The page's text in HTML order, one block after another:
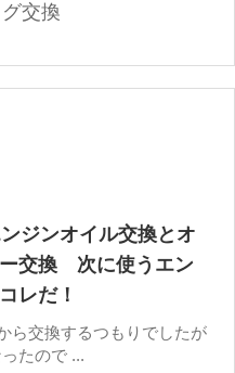
交換
ジンオイル交換とオ
交換 次に使うエン
レだ！
ら交換するつもりでしたが
たので ...